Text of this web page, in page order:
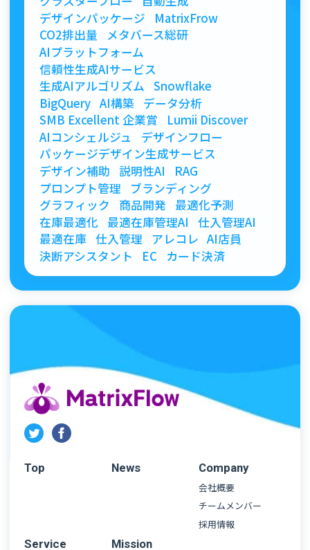
デザインパッケージ
MatrixFrow
CO2排出量
メタバース総研
AIプラットフォーム
信頼性生成AIサービス
生成AIアルゴリズム Snowflake
BigQuery AI構築
データ分析
SMB Excellent 企業賞
Lumii Discover
AIコンシェルジュ
デザインフロー
パッケージデザイン生成サービス
デザイン補助 説明性AI
RAG
プロンプト管理
ブランディング
グラフィック
商品開発
最適化予測
在庫最適化 最適在庫管理AI
仕入管理AI
最適在庫 仕入管理 アレコレ AI店員
決断アシスタント
EC カード決済
Top News
Company
会社概要
チームメンバー
採用情報
Service
Mission